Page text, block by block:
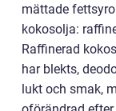
mättade
kokosolja:
Raffinerad
har blekts,
lukt och smak,